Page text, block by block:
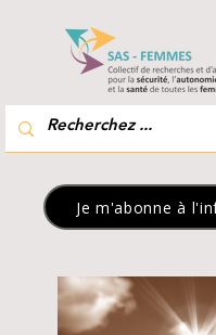
Je m'abonne à